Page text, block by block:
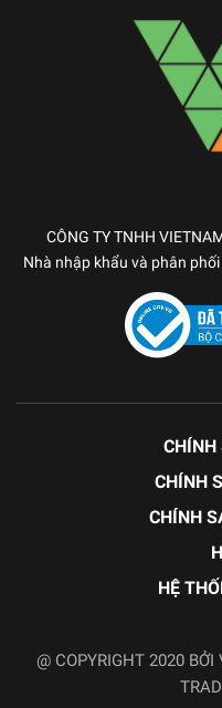
CÔNG TY TNHH
Nhà nhập khẩu và phân
CHÍNH
CHÍNH
CHÍNH
HỆ
@ COPYRIGHT 2020